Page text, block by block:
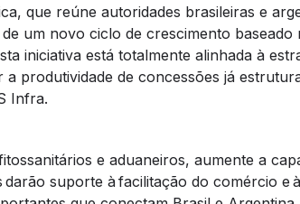
que reúne autoridades brasileiras e
um novo ciclo de crescimento baseado
iniciativa está totalmente alinhada à
produtividade de concessões já
Infra.
e aduaneiros, aumente a
suporte à facilitação do comércio e